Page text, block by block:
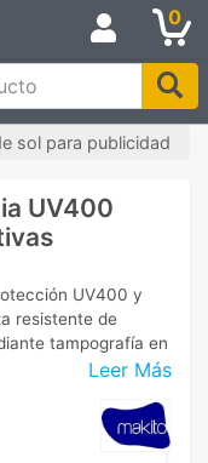
0
sol para publicidad
UV400
Leer Más
UV400 y
resistente de
tampografía en